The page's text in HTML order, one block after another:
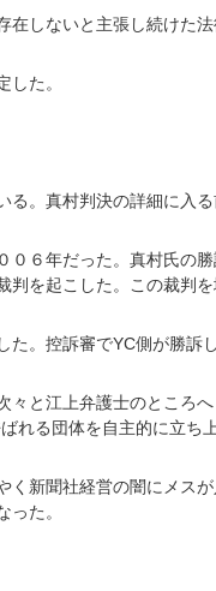
しないと主張し続けた法
した。
。真村判決の詳細に入
０６年だった。真村氏の
を起こした。この裁判を
。控訴審でYC側が勝訴
々と江上弁護士のところ
れる団体を自主的に立ち上
く新聞社経営の闇にメス
た。